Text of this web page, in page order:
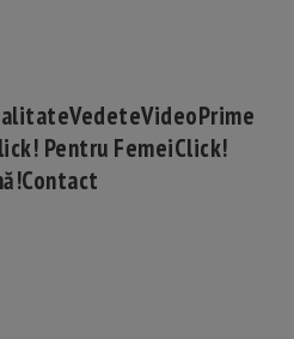
VedeteVideoPrime
Pentru FemeiClick!
Contact